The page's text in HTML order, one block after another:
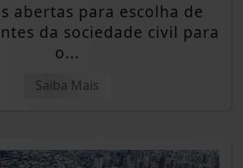
abertas para escolha de
da sociedade civil para
o...
Saiba Mais